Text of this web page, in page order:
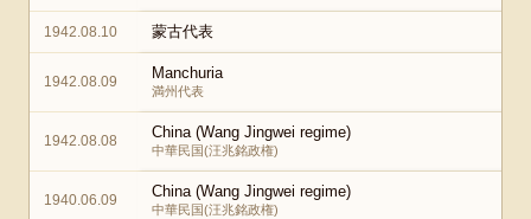
1942.08.10 蒙古代表
1942.08.09 Manchuria
満州代表
1942.08.08 China (Wang Jingwei regime)
中華民国(汪兆銘政権)
1940.06.09 China (Wang Jingwei regime)
中華民国(汪兆銘政権)